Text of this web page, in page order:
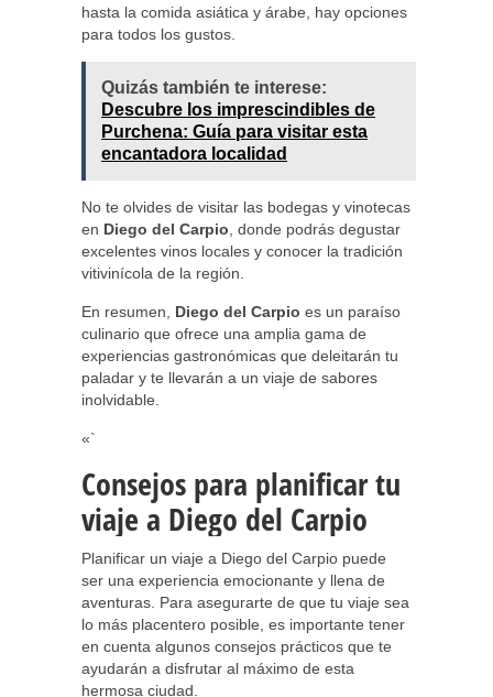
hasta la comida asiática y árabe, hay opciones
para todos los gustos.
Quizás también te interese:
Descubre los imprescindibles de
Purchena: Guía para visitar esta
encantadora localidad
No te olvides de visitar las bodegas y vinotecas
en Diego del Carpio , donde podrás degustar
excelentes vinos locales y conocer la tradición
vitivinícola de la región.
En resumen, Diego del Carpio es un paraíso
culinario que ofrece una amplia gama de
experiencias gastronómicas que deleitarán tu
paladar y te llevarán a un viaje de sabores
inolvidable.
«`
Consejos para planificar tu
viaje a Diego del Carpio
Planificar un viaje a Diego del Carpio puede
ser una experiencia emocionante y llena de
aventuras. Para asegurarte de que tu viaje sea
lo más placentero posible, es importante tener
en cuenta algunos consejos prácticos que te
ayudarán a disfrutar al máximo de esta
hermosa ciudad.